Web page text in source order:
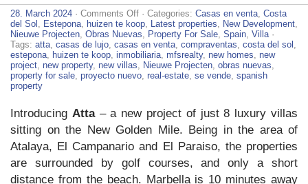
28. March 2024 · Comments Offon
Atta
–
8
Luxury
Villas
For
· Categories: Casas en venta Costa
del Sol
Estepona huizen te koop Latest properties New Development
Nieuwe Projecten Obras Nuevas Property For Sale Spain Villa ·
Tags: atta casas de lujo casas en venta compraventas costa del sol
estepona
huizen te koop inmobiliaria mfsrealty, new homes
new
project new property, new villas Nieuwe Projecten obras nuevas
property for sale proyecto nuevo real-estate se vende spanish
property
Introducing Atta– a new project of just 8 luxury villas
sitting on the New Golden Mile. Being in the area of
Atalaya, El Campanario and El Paraiso, the properties
are surrounded by golf courses, and only a short
distance from the beach. Marbella is 10 minutes away